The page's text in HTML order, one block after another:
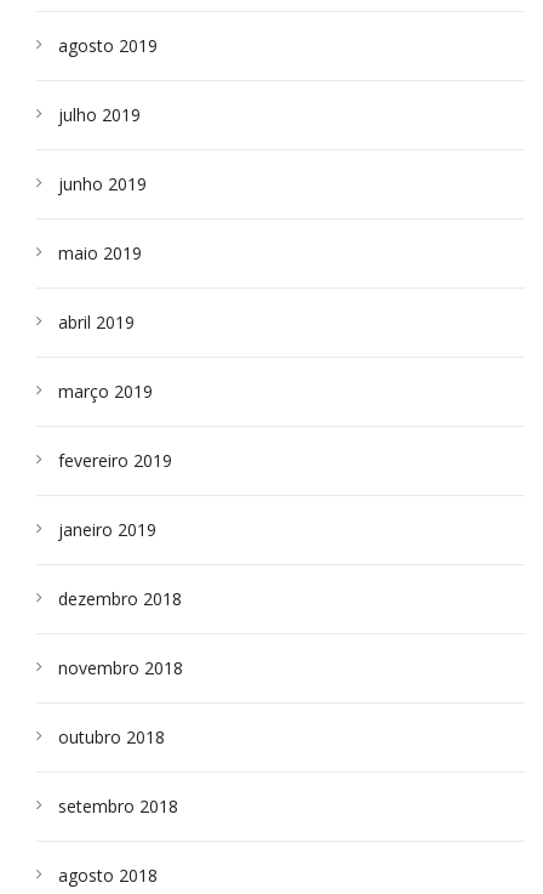
agosto 2019
julho 2019
junho 2019
maio 2019
abril 2019
março 2019
fevereiro 2019
janeiro 2019
dezembro 2018
novembro 2018
outubro 2018
setembro 2018
agosto 2018